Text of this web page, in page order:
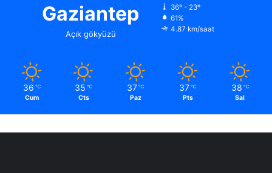
Gaziantep
Açık gökyüzü
36º - 23º
61%
4.87 km/saat
36 ℃
Cum
35 ℃
Cts
37 ℃
Paz
37 ℃
Pts
38 ℃
Sal